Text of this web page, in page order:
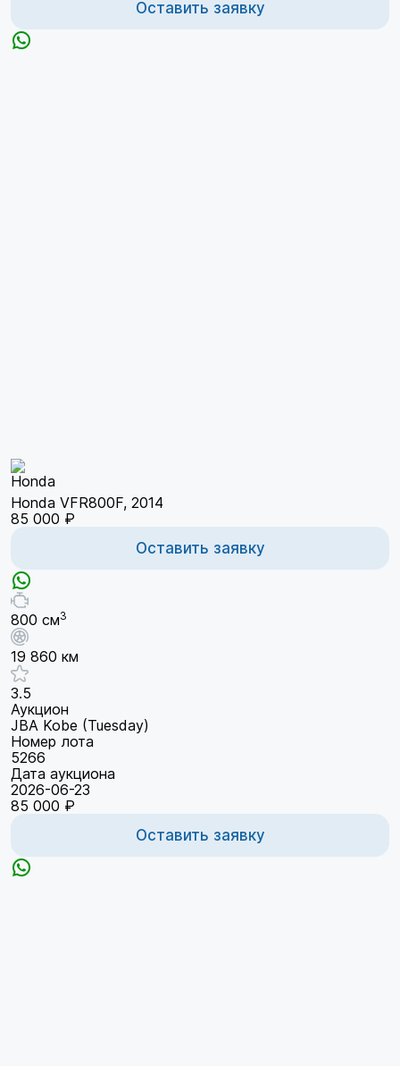
Оставить заявку
Honda VFR800F, 2014
85 000 ₽
Оставить заявку
800 см3
19 860 км
3.5
Аукцион
JBA Kobe (Tuesday)
Номер лота
5266
Дата аукциона
2026-06-23
85 000 ₽
Оставить заявку